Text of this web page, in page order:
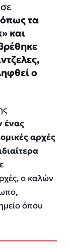
τα
και
ο
ένας
αρχές
ο καλών
όπου